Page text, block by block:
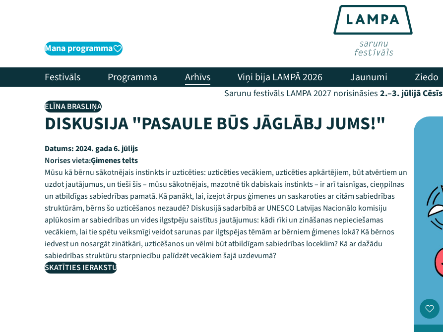
Mana programma
Festivāls Programma Arhīvs Viņi bija LAMPĀ 2026 Jaunumi Ziedo
Sarunu festivāls LAMPA 2027 norisināsies 2.–3. jūlijā Cēsīs
ELĪNA BRASLIŅA
DISKUSIJA "PASAULE BŪS JĀGLĀBJ JUMS!"
Datums:2024. gada 6. jūlijs
Norises vieta:Ģimenes telts
Mūsu kā bērnu sākotnējais instinkts ir uzticēties: uzticēties vecākiem, uzticēties apkārtējiem, būt atvērtiem un
uzdot jautājumus, un tieši šis – mūsu sākotnējais, mazotnē tik dabiskais instinkts – ir arī taisnīgas, cieņpilnas
un atbildīgas sabiedrības pamatā. Kā panākt, lai, izejot ārpus ģimenes un saskaroties ar citām sabiedrības
struktūrām, bērns šo uzticēšanos nezaudē? Diskusijā sadarbībā ar UNESCO Latvijas Nacionālo komisiju
aplūkosim ar sabiedrības un vides ilgstpēju saistītus jautājumus: kādi rīki un zināšanas nepieciešamas
vecākiem, lai tie spētu veiksmīgi veidot sarunas par ilgtspējas tēmām ar bērniem ģimenes lokā? Kā bērnos
iedvest un nosargāt zinātkāri, uzticēšanos un vēlmi būt atbildīgam sabiedrības loceklim? Kā ar dažādu
sabiedrības struktūru starpniecību palīdzēt vecākiem šajā uzdevumā?
SKATĪTIES IERAKSTU